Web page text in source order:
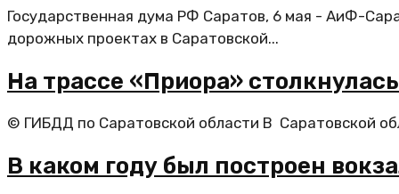
Государственная дума РФ Саратов, 6 мая - АиФ-
дорожных проектах в Саратовской...
На трассе «Приора»
© ГИБДД по Саратовской области В Саратовской
В каком году был построен